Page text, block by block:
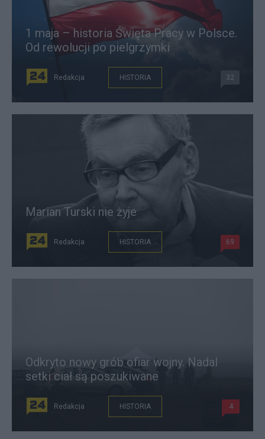
1 maja – historia Święta Pracy w Polsce.
Od rewolucji po pielgrzymki
Redakcja HISTORIA 32
Marian Turski nie żyje
Redakcja HISTORIA 69
Odkryto nowy grób ofiar wojny. Nadal
setki ciał są poszukiwane
Redakcja HISTORIA 4